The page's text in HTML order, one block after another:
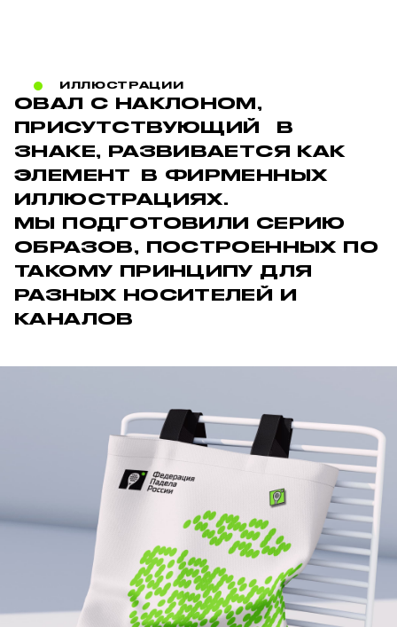
ИЛЛЮСТРАЦИИ
ОВАЛ С НАКЛОНОМ,
ПРИСУТСТВУЮЩИЙ В
ЗНАКЕ, РАЗВИВАЕТСЯ КАК
ЭЛЕМЕНТ В ФИРМЕННЫХ
ИЛЛЮСТРАЦИЯХ.
МЫ ПОДГОТОВИЛИ СЕРИЮ
ОБРАЗОВ, ПОСТРОЕННЫХ ПО
ТАКОМУ ПРИНЦИПУ ДЛЯ
РАЗНЫХ НОСИТЕЛЕЙ И
КАНАЛОВ